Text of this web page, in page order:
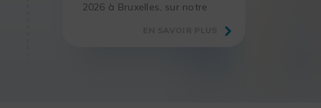
2026 à Bruxelles, sur notre